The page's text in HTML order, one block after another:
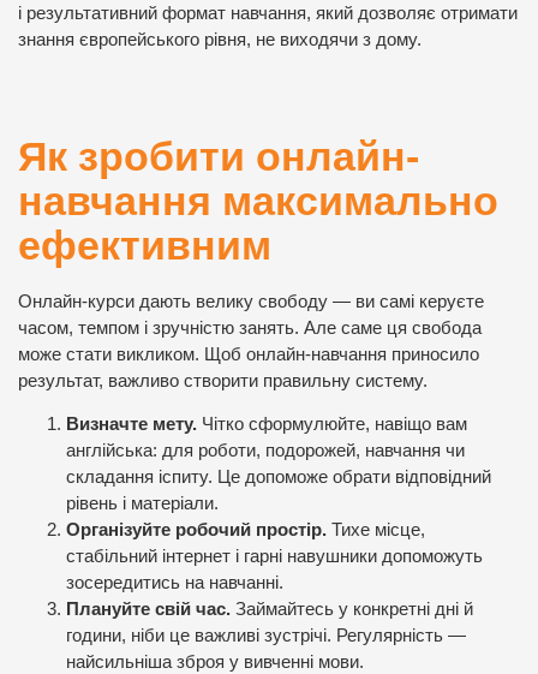
і результативний формат навчання, який дозволяє отримати
знання європейського рівня, не виходячи з дому.
Як зробити онлайн-
навчання максимально
ефективним
Онлайн-курси дають велику свободу — ви самі керуєте
часом, темпом і зручністю занять. Але саме ця свобода
може стати викликом. Щоб онлайн-навчання приносило
результат, важливо створити правильну систему.
Визначте мету. Чітко сформулюйте, навіщо вам
англійська: для роботи, подорожей, навчання чи
складання іспиту. Це допоможе обрати відповідний
рівень і матеріали.
Організуйте робочий простір. Тихе місце,
стабільний інтернет і гарні навушники допоможуть
зосередитись на навчанні.
Плануйте свій час. Займайтесь у конкретні дні й
години, ніби це важливі зустрічі. Регулярність —
найсильніша зброя у вивченні мови.